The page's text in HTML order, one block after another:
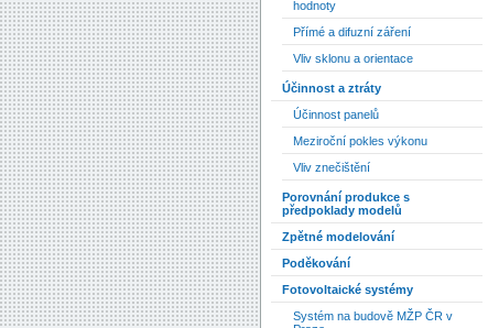
hodnoty
Přímé a difuzní záření
Vliv sklonu a orientace
Účinnost a ztráty
Účinnost panelů
Meziroční pokles výkonu
Vliv znečištění
Porovnání produkce s
předpoklady modelů
Zpětné modelování
Poděkování
Fotovoltaické systémy
Systém na budově MŽP ČR v